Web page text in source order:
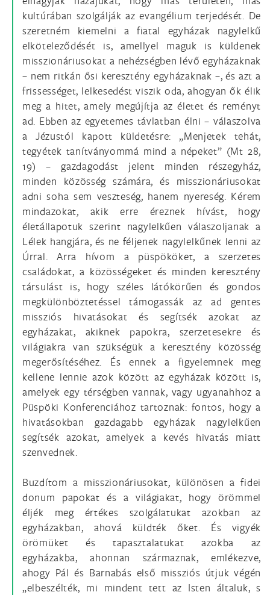
kultúrában szolgálják az evangélium terjedését. De
szeretném kiemelni a fiatal egyházak nagylelkű
elköteleződését is, amellyel maguk is küldenek
misszionáriusokat a nehézségben lévő egyházaknak
– nem ritkán ősi keresztény egyházaknak –, és azt a
frissességet, lelkesedést viszik oda, ahogyan ők élik
meg a hitet, amely megújítja az életet és reményt
ad. Ebben az egyetemes távlatban élni – válaszolva
a Jézustól kapott küldetésre: „Menjetek tehát,
tegyétek tanítványommá mind a népeket” (Mt 28,
19) – gazdagodást jelent minden részegyház,
minden közösség számára, és misszionáriusokat
adni soha sem veszteség, hanem nyereség. Kérem
mindazokat, akik erre éreznek hívást, hogy
életállapotuk szerint nagylelkűen válaszoljanak a
Lélek hangjára, és ne féljenek nagylelkűnek lenni az
Úrral. Arra hívom a püspököket, a szerzetes
családokat, a közösségeket és minden keresztény
társulást is, hogy széles látókörűen és gondos
megkülönböztetéssel támogassák az ad gentes
missziós hivatásokat és segítsék azokat az
egyházakat, akiknek papokra, szerzetesekre és
világiakra van szükségük a keresztény közösség
megerősítéséhez. És ennek a figyelemnek meg
kellene lennie azok között az egyházak között is,
amelyek egy térségben vannak, vagy ugyanahhoz a
Püspöki Konferenciához tartoznak: fontos, hogy a
hivatásokban gazdagabb egyházak nagylelkűen
segítsék azokat, amelyek a kevés hivatás miatt
szenvednek.
Buzdítom a misszionáriusokat, különösen a fidei
donum papokat és a világiakat, hogy örömmel
éljék meg értékes szolgálatukat azokban az
egyházakban, ahová küldték őket. És vigyék
örömüket és tapasztalatukat azokba az
egyházakba, ahonnan származnak, emlékezve,
ahogy Pál és Barnabás első missziós útjuk végén
„elbeszélték, mi mindent tett az Isten általuk, s